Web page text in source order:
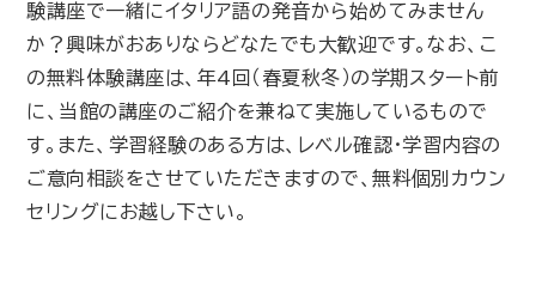
験講座で一緒にイタリア語の発音から始めてみません
か？興味がおありならどなたでも大歓迎です。なお、こ
の無料体験講座は、年4回（春夏秋冬）の学期スタート前
に、当館の講座のご紹介を兼ねて実施しているもので
す。また、学習経験のある方は、レベル確認・学習内容の
ご意向相談をさせていただきますので、無料個別カウン
セリングにお越し下さい。